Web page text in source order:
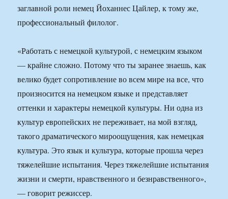
заглавной роли немец Йоханнес Цайлер, к тому же,
профессиональный филолог.
«Работать с немецкой культурой, с немецким языком
— крайне сложно. Потому что ты заранее знаешь, как
велико будет сопротивление во всем мире на все, что
произносится на немецком языке и представляет
оттенки и характеры немецкой культуры. Ни одна из
культур европейских не переживает, на мой взгляд,
такого драматического мироощущения, как немецкая
культура. Это язык и культура, которые прошла через
тяжелейшие испытания. Через тяжелейшие испытания
жизни и смерти, нравственного и безнравственного»,
— говорит режиссер.